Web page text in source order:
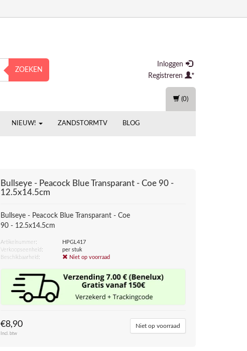
ZOEKEN
Inloggen
Registreren
NIEUW! ZANDSTORMTV BLOG
(0)
Bullseye - Peacock Blue Transparant - Coe 90 -
12.5x14.5cm
Bullseye - Peacock Blue Transparant - Coe
90 - 12.5x14.5cm
Artikelnummer:
HPGL417
Verkoopseenheid:
per stuk
Beschikbaarheid:
Niet op voorraad
€8,90
Incl. btw
Niet op voorraad